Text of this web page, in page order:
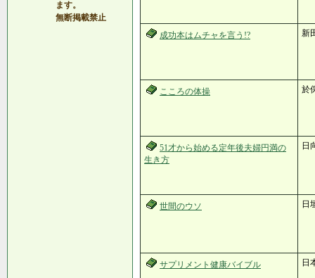
ます。
無断掲載禁止
成功本はムチャを言う!? 新
こころの体操 於
51才から始める定年後夫婦円満の
生き方
日
世間のウソ 日
サプリメント健康バイブル 日